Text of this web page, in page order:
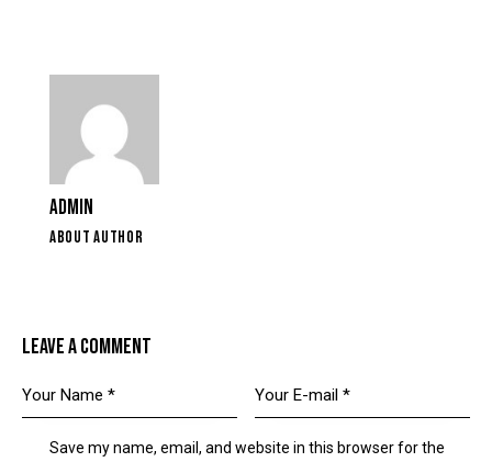
ADMIN
ABOUT AUTHOR
LEAVE A COMMENT
Save my name, email, and website in this browser for the